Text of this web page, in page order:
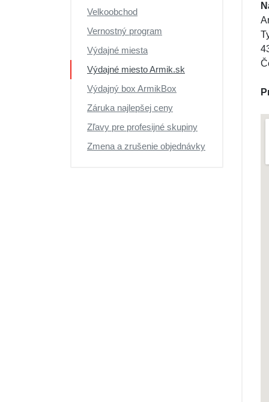
Velkoobchod
Vernostný program
Výdajné miesta
Výdajné miesto Armik.sk
Výdajný box ArmikBox
Záruka najlepšej ceny
Zľavy pre profesijné skupiny
Zmena a zrušenie objednávky